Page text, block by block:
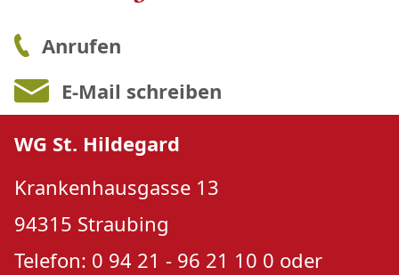
Anrufen
E-Mail schreiben
WG St. Hildegard
Krankenhausgasse 13
94315 Straubing
Telefon: 0 94 21 - 96 21 10 0 oder